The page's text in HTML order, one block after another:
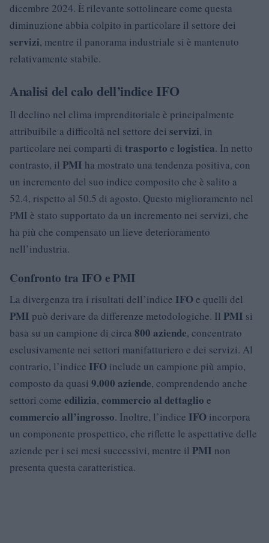
dicembre 2024. È rilevante sottolineare come questa
diminuzione abbia colpito in particolare il settore dei
servizi, mentre il panorama industriale si è mantenuto
relativamente stabile.
Analisi del calo dell’indice IFO
Il declino nel clima imprenditoriale è principalmente
attribuibile a difficoltà nel settore dei servizi, in
particolare nei comparti di trasporto e logistica. In netto
contrasto, il PMI ha mostrato una tendenza positiva, con
un incremento del suo indice composito che è salito a
52.4, rispetto al 50.5 di agosto. Questo miglioramento nel
PMI è stato supportato da un incremento nei servizi, che
ha più che compensato un lieve deterioramento
nell’industria.
Confronto tra IFO e PMI
La divergenza tra i risultati dell’indice IFOe quelli del
PMI può derivare da differenze metodologiche. Il PMI si
basa su un campione di circa 800 aziende, concentrato
esclusivamente nei settori manifatturiero e dei servizi. Al
contrario, l’indice IFO include un campione più ampio,
composto da quasi 9.000 aziende, comprendendo anche
settori come edilizia, commercio al dettaglio e
commercio all’ingrosso. Inoltre, l’indice IFO incorpora
un componente prospettico, che riflette le aspettative delle
aziende per i sei mesi successivi, mentre il PMI non
presenta questa caratteristica.